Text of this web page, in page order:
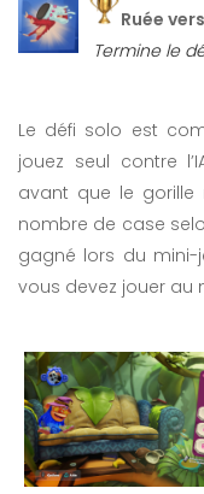
Ruée
Termine le
Le défi solo est
jouez seul contre
avant que le gorille
nombre de case
gagné lors du mini-
vous devez jouer au